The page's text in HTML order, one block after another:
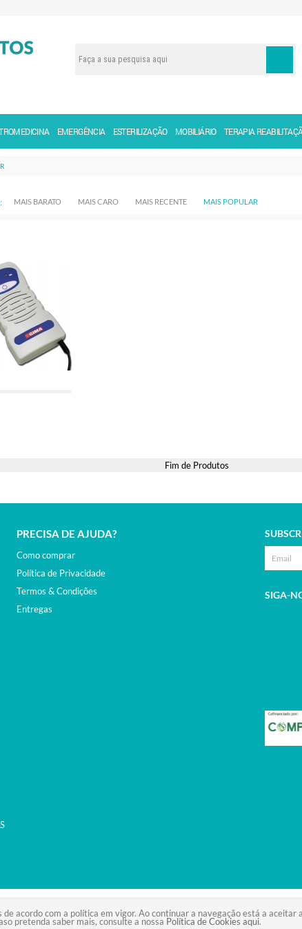
EMERGÊNCIA ESTERILIZAÇÃO MOBILIÁRIO TERAPIA
acordo com a política em vigor. Ao continuar a navegação está a aceitar
pretenda saber mais, consulte a nossa Política de Cookies aqui.
MAIS BARATO MAIS CARO MAIS RECENTE MAIS POPULAR
Fim de Produtos
PRECISA DE AJUDA?
Como comprar
Política de Privacidade
Termos & Condições
Entregas
SIGA-